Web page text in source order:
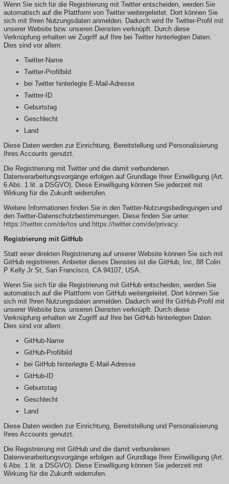
Wenn Sie sich für die Registrierung mit Twitter entscheiden, werden Sie
automatisch auf die Plattform von Twitter weitergeleitet. Dort können Sie
sich mit Ihren Nutzungsdaten anmelden. Dadurch wird Ihr Twitter-Profil mit
unserer Website bzw. unseren Diensten verknüpft. Durch diese
Verknüpfung erhalten wir Zugriff auf Ihre bei Twitter hinterlegten Daten.
Dies sind vor allem:
Twitter-Name
Twitter-Profilbild
bei Twitter hinterlegte E-Mail-Adresse
Twitter-ID
Geburtstag
Geschlecht
Land
Diese Daten werden zur Einrichtung, Bereitstellung und Personalisierung
Ihres Accounts genutzt.
Die Registrierung mit Twitter und die damit verbundenen
Datenverarbeitungsvorgänge erfolgen auf Grundlage Ihrer Einwilligung (Art.
6 Abs. 1 lit. a DSGVO). Diese Einwilligung können Sie jederzeit mit
Wirkung für die Zukunft widerrufen.
Weitere Informationen finden Sie in den Twitter-Nutzungsbedingungen und
den Twitter-Datenschutzbestimmungen. Diese finden Sie unter:
https://twitter.com/de/tos und https://twitter.com/de/privacy.
Registrierung mit GitHub
Statt einer direkten Registrierung auf unserer Website können Sie sich mit
GitHub registrieren. Anbieter dieses Dienstes ist die GitHub, Inc, 88 Colin
P Kelly Jr St, San Francisco, CA 94107, USA.
Wenn Sie sich für die Registrierung mit GitHub entscheiden, werden Sie
automatisch auf die Plattform von GitHub weitergeleitet. Dort können Sie
sich mit Ihren Nutzungsdaten anmelden. Dadurch wird Ihr GitHub-Profil mit
unserer Website bzw. unseren Diensten verknüpft. Durch diese
Verknüpfung erhalten wir Zugriff auf Ihre bei GitHub hinterlegten Daten.
Dies sind vor allem:
GitHub-Name
GitHub-Profilbild
bei GitHub hinterlegte E-Mail-Adresse
GitHub-ID
Geburtstag
Geschlecht
Land
Diese Daten werden zur Einrichtung, Bereitstellung und Personalisierung
Ihres Accounts genutzt.
Die Registrierung mit GitHub und die damit verbundenen
Datenverarbeitungsvorgänge erfolgen auf Grundlage Ihrer Einwilligung (Art.
6 Abs. 1 lit. a DSGVO). Diese Einwilligung können Sie jederzeit mit
Wirkung für die Zukunft widerrufen.